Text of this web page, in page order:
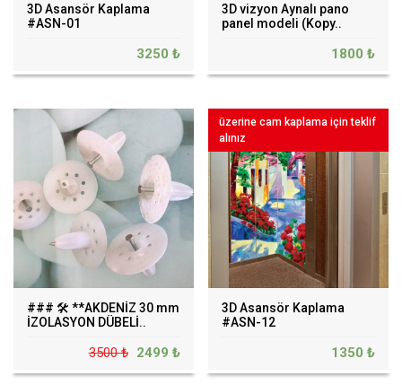
3D Asansör Kaplama
#ASN-01
3250 ₺
3D vizyon Aynalı pano
panel modeli (Kopy..
1800 ₺
### 🛠️ **AKDENİZ 30 mm
İZOLASYON DÜBELİ..
3500 ₺ 2499 ₺
üzerine cam kaplama için teklif
alınız
3D Asansör Kaplama
#ASN-12
1350 ₺